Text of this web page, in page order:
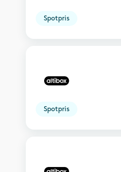
Spotpris
Spotpris